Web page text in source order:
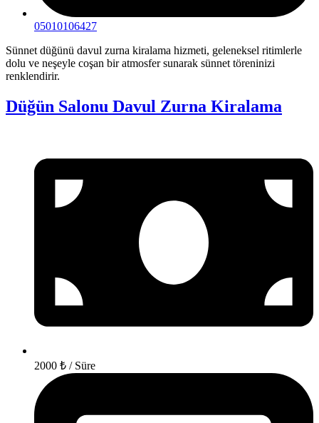
05010106427
Sünnet düğünü davul zurna kiralama hizmeti, geleneksel ritimlerle
dolu ve neşeyle coşan bir atmosfer sunarak sünnet töreninizi
renklendirir.
Düğün Salonu Davul Zurna Kiralama
2000 ₺ / Süre